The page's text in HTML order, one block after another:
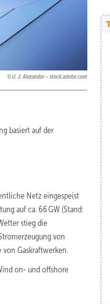
U. J. Alexander – stock.adobe.com
basiert auf der
Netz eingespeist
auf ca. 66 GW (Stand:
stieg die
von
Gaskraftwerken.
on- und offshore